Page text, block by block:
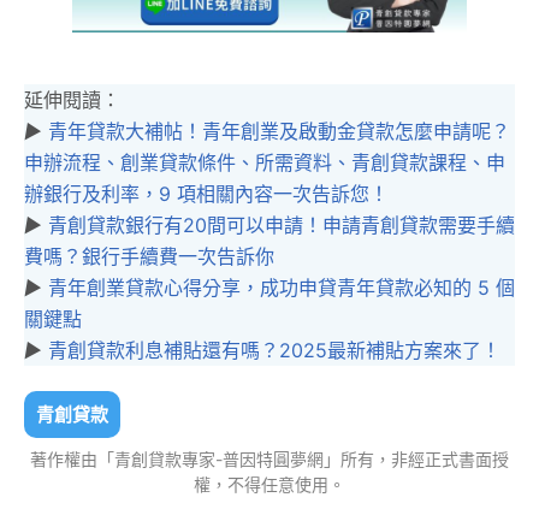
延伸閱讀：
▶︎ 青年貸款大補帖！青年創業及啟動金貸款怎麼申請呢？
申辦流程、創業貸款條件、所需資料、青創貸款課程、申
辦銀行及利率，9 項相關內容一次告訴您！
▶︎ 青創貸款銀行有20間可以申請！申請青創貸款需要手續
費嗎？銀行手續費一次告訴你
▶︎ 青年創業貸款心得分享，成功申貸青年貸款必知的 5 個
關鍵點
▶︎ 青創貸款利息補貼還有嗎？2025最新補貼方案來了！
青創貸款
著作權由「青創貸款專家-普因特圓夢網」所有，非經正式書面授
權，不得任意使用。